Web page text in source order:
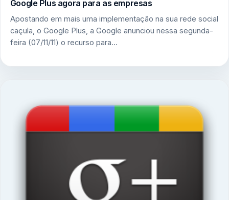
Google Plus agora para as empresas
Apostando em mais uma implementação na sua rede social
caçula, o Google Plus, a Google anunciou nessa segunda-
feira (07/11/11) o recurso para…